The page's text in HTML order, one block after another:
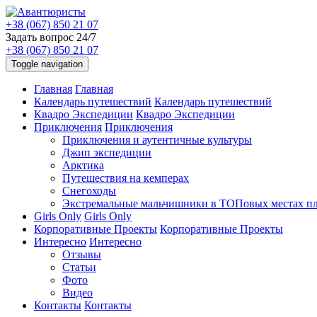
+38 (067) 850 21 07
Задать вопрос 24/7
+38 (067) 850 21 07
Toggle navigation
Главная Главная
Календарь путешествий Календарь путешествий
Квадро Экспедиции Квадро Экспедиции
Приключения Приключения
Приключения и аутентичные культуры
Джип экспедиции
Арктика
Путешествия на кемперах
Снегоходы
Экстремальные мальчишники в ТОПовых местах
Girls Only Girls Only
Корпоративные Проекты Корпоративные Проекты
Интересно Интересно
Отзывы
Статьи
Фото
Видео
Контакты Контакты